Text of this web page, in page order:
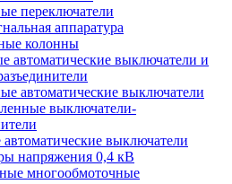
переключатели
аппаратура
колонны
выключатели и
автоматические выключатели
выключатели-
выключатели
напряжения 0,4 кВ
многообмоточные